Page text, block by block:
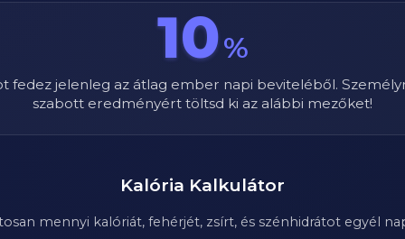
10%
fedez jelenleg az átlag ember napi beviteléből.
szabott eredményért töltsd ki az alábbi mezőket!
Kalória Kalkulátor
mennyi kalóriát, fehérjét, zsírt, és szénhidrátot egyél